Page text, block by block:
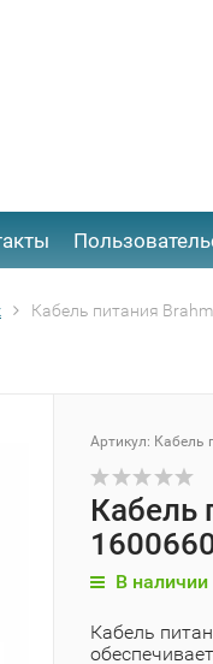
Кабель питания
Артикул: Кабель
Кабель
В наличии
Кабель